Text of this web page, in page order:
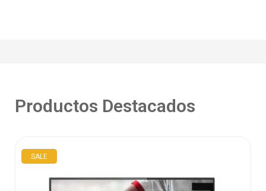
Productos Destacados
SALE